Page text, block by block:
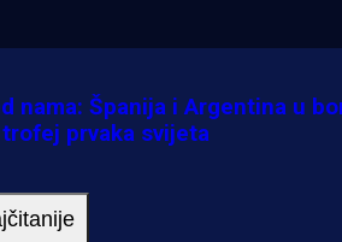
nama: Španija i Argentina u
prvaka svijeta